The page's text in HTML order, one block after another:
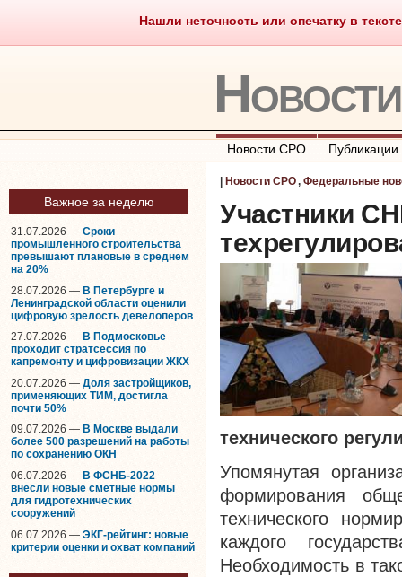
Нашли неточность или опечатку в
Саморегулирование Что
Новости СРО Публикации
Важное за неделю
31.07.2026 — Сроки
промышленного строительства
превышают плановые в среднем
на 20%
28.07.2026 — В Петербурге и
Ленинградской области оценили
цифровую зрелость девелоперов
27.07.2026 — В Подмосковье
проходит стратсессия по
капремонту и цифровизации ЖКХ
20.07.2026 — Доля застройщиков,
применяющих ТИМ, достигла
почти 50%
09.07.2026 — В Москве выдали
более 500 разрешений на работы
по сохранению ОКН
06.07.2026 — В ФСНБ-2022
внесли новые сметные нормы
для гидротехнических
сооружений
06.07.2026 — ЭКГ-рейтинг: новые
критерии оценки и охват компаний
Новости СРО, Федеральные
Участники
технического
Упомянутая
формирования
технического
каждого
Необходимость в